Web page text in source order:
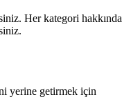
Her kategori hakkında
yerine getirmek için